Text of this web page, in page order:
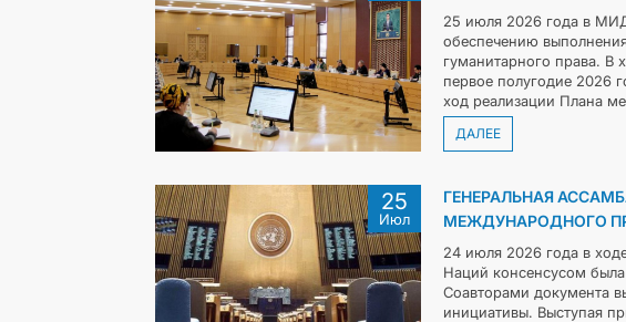
25 июля 2026 года в
обеспечению
гуманитарного права. В
первое полугодие 2026
ход реализации Плана
ДАЛЕЕ
25
Июл
ГЕНЕРАЛЬНАЯ
МЕЖДУНАРОДНОГО
24 июля 2026 года в
Наций консенсусом
Соавторами документа
инициативы. Выступая